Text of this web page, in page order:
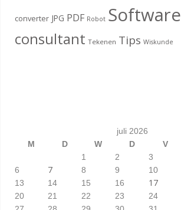
converter JPG PDF Robot Software
consultant Tekenen Tips Wiskunde
juli 2026
M
D W D V
1
2 3
6
7 8 9 10
13
14 15 16 17
20
21 22 23 24